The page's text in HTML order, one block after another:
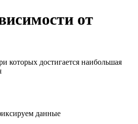
от
которых достигается наибольшая
данные